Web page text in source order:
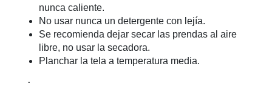
nunca caliente.
No usar nunca un detergente con lejía.
Se recomienda dejar secar las prendas al aire
libre, no usar la secadora.
Planchar la tela a temperatura media.
.